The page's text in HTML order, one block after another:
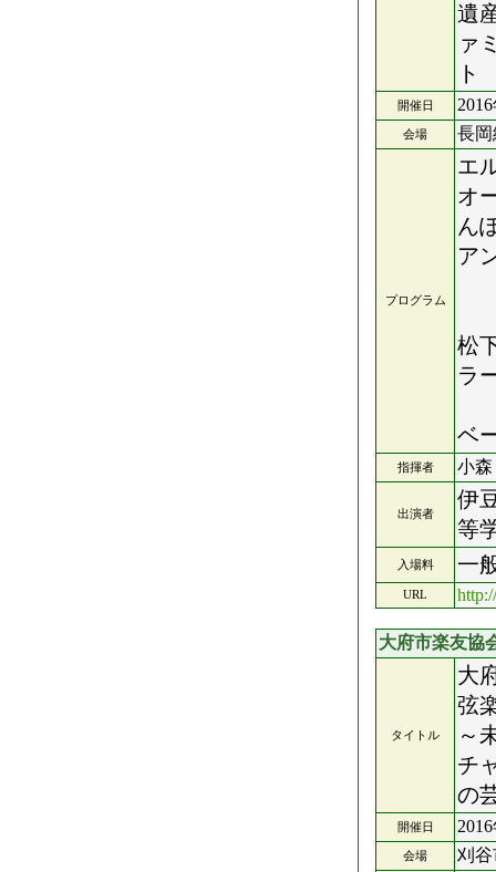
遺
ァ
ト
開催日
会場 長
プログラム
エ
オ
ん
ア
松
ラ
ベ
指揮者 小森
出演者
伊
等
入場料 一
URL
大府市楽友協
タイトル
大
弦
～
チ
の
開催日
会場 刈